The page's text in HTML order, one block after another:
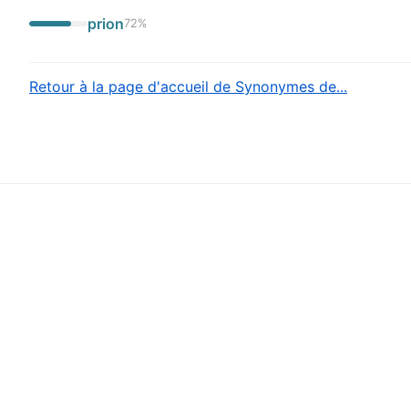
prion72%
Retour à la page d'accueil de Synonymes de...